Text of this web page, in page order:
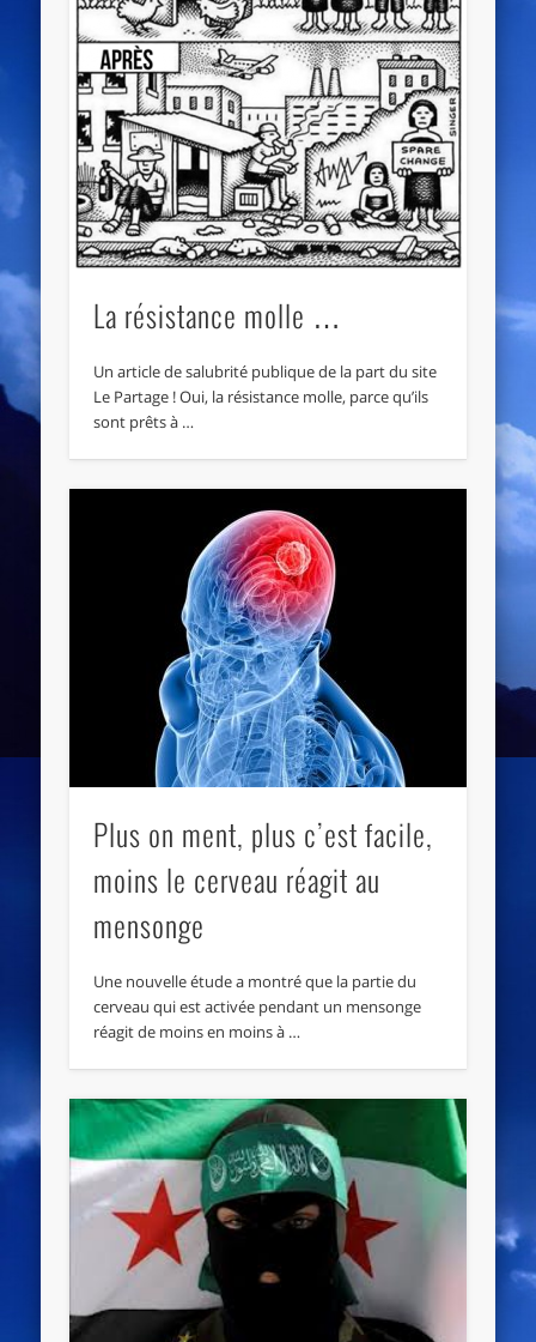
La résistance molle …
Un article de salubrité publique de la part du site
Le Partage ! Oui, la résistance molle, parce qu’ils
sont prêts à …
Plus on ment, plus c’est facile,
moins le cerveau réagit au
mensonge
Une nouvelle étude a montré que la partie du
cerveau qui est activée pendant un mensonge
réagit de moins en moins à …